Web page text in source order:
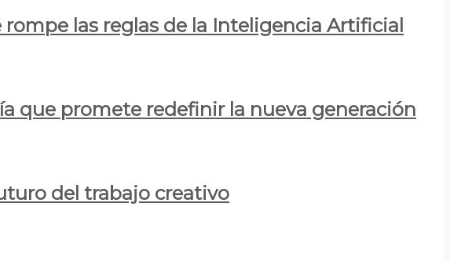
las reglas de la Inteligencia Artificial
que promete redefinir la nueva generación
del trabajo creativo